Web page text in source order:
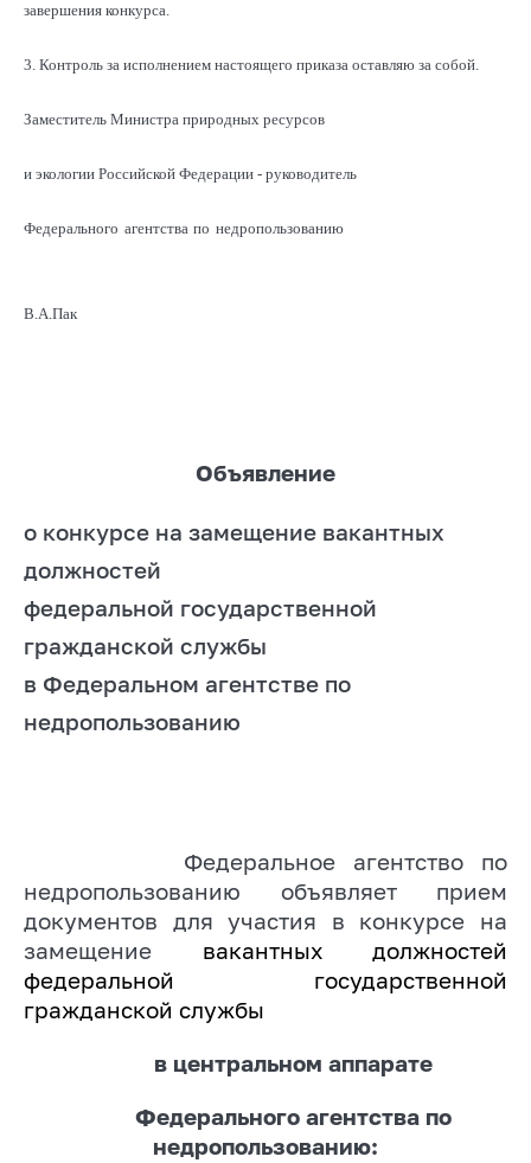
завершения конкурса.
3. Контроль за исполнением настоящего приказа оставляю за собой.
Заместитель Министра природных ресурсов
и экологии Российской Федерации - руководитель
Федерального агентства по недропользованию
В.А.Пак
Объявление
о конкурсе на замещение вакантных
должностей
федеральной государственной
гражданской службы
в Федеральном агентстве по
недропользованию
Федеральное агентство по
недропользованию объявляет прием
документов для участия в конкурсе на
замещение вакантных должностей
федеральной государственной
гражданской службы
в центральном аппарате
Федерального агентства по
недропользованию: